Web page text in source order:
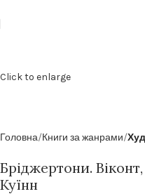
Click to enlarge
Головна Книги за жанрами
Бріджертони.
Куїнн